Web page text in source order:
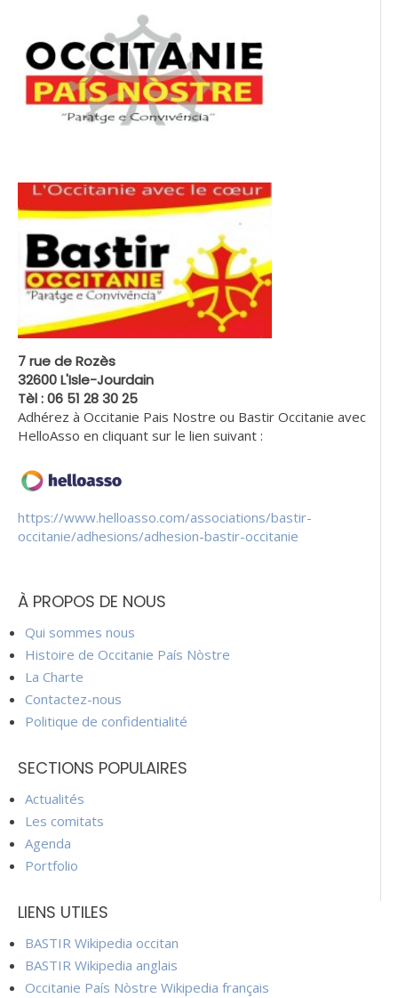
7 rue de Rozès
32600 L'Isle-Jourdain
Tèl : 06 51 28 30 25
Adhérez à Occitanie Pais Nostre ou Bastir Occitanie avec
HelloAsso en cliquant sur le lien suivant :
https://www.helloasso.com/associations/bastir-
occitanie/adhesions/adhesion-bastir-occitanie
À PROPOS DE NOUS
Qui sommes nous
Histoire de Occitanie País Nòstre
La Charte
Contactez-nous
Politique de confidentialité
SECTIONS POPULAIRES
Actualités
Les comitats
Agenda
Portfolio
LIENS UTILES
BASTIR Wikipedia occitan
BASTIR Wikipedia anglais
Occitanie País Nòstre Wikipedia français